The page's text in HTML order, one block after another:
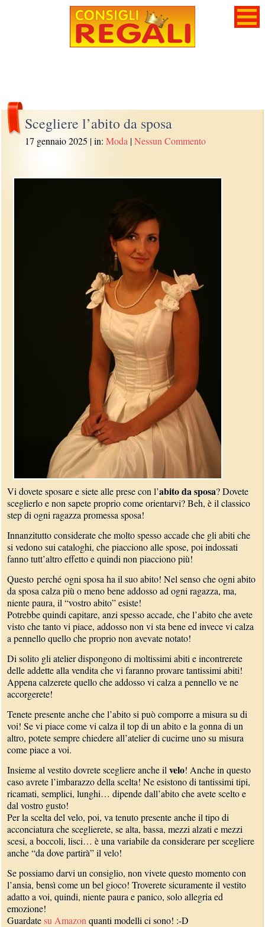
Scegliere l’abito da sposa
17 gennaio 2025 | in:Moda |Nessun Commento
Vi dovete sposare e siete alle prese con l’abito da sposa? Dovete
sceglierlo e non sapete proprio come orientarvi? Beh, è il classico
step di ogni ragazza promessa sposa!
Innanzitutto considerate che molto spesso accade che gli abiti che
si vedono sui cataloghi, che piacciono alle spose, poi indossati
fanno tutt’altro effetto e quindi non piacciono più!
Questo perché ogni sposa ha il suo abito! Nel senso che ogni abito
da sposa calza più o meno bene addosso ad ogni ragazza, ma,
niente paura, il “vostro abito” esiste!
Potrebbe quindi capitare, anzi spesso accade, che l’abito che avete
visto che tanto vi piace, addosso non vi sta bene ed invece vi calza
a pennello quello che proprio non avevate notato!
Di solito gli atelier dispongono di moltissimi abiti e incontrerete
delle addette alla vendita che vi faranno provare tantissimi abiti!
Appena calzerete quello che addosso vi calza a pennello ve ne
accorgerete!
Tenete presente anche che l’abito si può comporre a misura su di
voi! Se vi piace come vi calza il top di un abito e la gonna di un
altro, potete sempre chiedere all’atelier di cucirne uno su misura
come piace a voi.
Insieme al vestito dovrete scegliere anche ilvelo! Anche in questo
caso avrete l’imbarazzo della scelta! Ne esistono di tantissimi tipi,
ricamati, semplici, lunghi… dipende dall’abito che avete scelto e
dal vostro gusto!
Per la scelta del velo, poi, va tenuto presente anche il tipo di
acconciatura che sceglierete, se alta, bassa, mezzi alzati e mezzi
scesi, a boccoli, lisci… è una variabile da considerare per scegliere
anche “da dove partirà” il velo!
Se possiamo darvi un consiglio, non vivete questo momento con
l’ansia, bensì come un bel gioco! Troverete sicuramente il vestito
adatto a voi, quindi, niente paura e panico, solo allegria ed
emozione!
Guardatesu Amazonquanti modelli ci sono! :-D